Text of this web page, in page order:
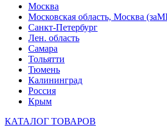
Москва
Московская область, Москва
Санкт-Петербург
Лен. область
Самара
Тольятти
Тюмень
Калининград
Россия
Крым
КАТАЛОГ ТОВАРОВ